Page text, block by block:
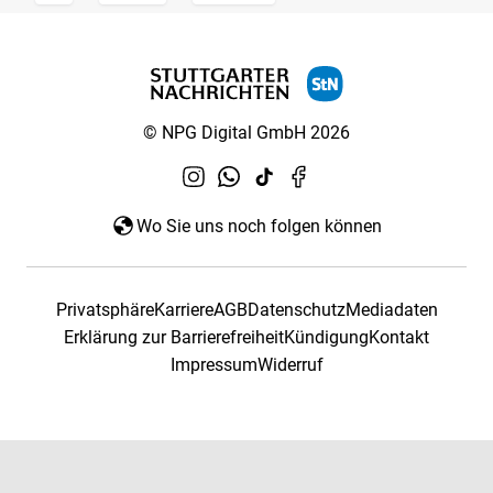
© NPG Digital GmbH 2026
Wo Sie uns noch folgen können
PrivatsphäreKarriereAGBDatenschutzMediadaten
Erklärung zur BarrierefreiheitKündigungKontakt
ImpressumWiderruf